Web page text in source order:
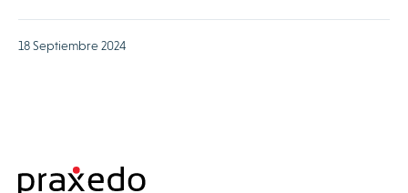
18 Septiembre 2024